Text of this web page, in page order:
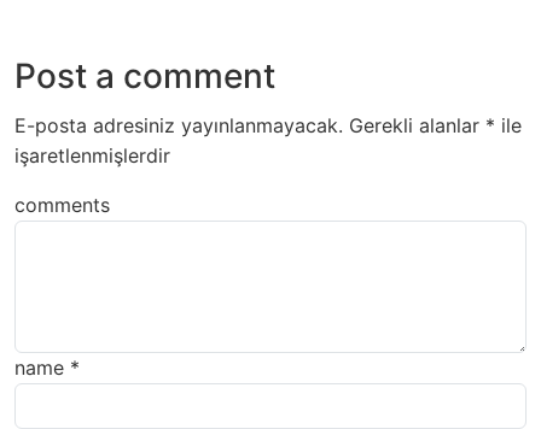
Post a comment
E-posta adresiniz yayınlanmayacak. Gerekli alanlar * ile
işaretlenmişlerdir
comments
name *